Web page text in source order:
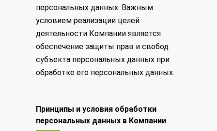
персональных данных. Важным
условием реализации целей
деятельности Компании является
обеспечение защиты прав и свобод
субъекта персональных данных при
обработке его персональных данных.
Принципы и условия обработки
персональных данных в Компании